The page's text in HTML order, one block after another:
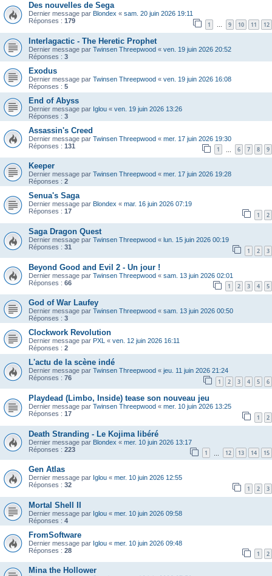
Des nouvelles de Sega
Dernier message par Blondex « sam. 20 juin 2026 19:11
Réponses : 179 1 … 9 10 11 12
Interlagactic - The Heretic Prophet
Dernier message par Twinsen Threepwood « ven. 19 juin 2026 20:52
Réponses : 3
Exodus
Dernier message par Twinsen Threepwood « ven. 19 juin 2026 16:08
Réponses : 5
End of Abyss
Dernier message par Iglou « ven. 19 juin 2026 13:26
Réponses : 3
Assassin's Creed
Dernier message par Twinsen Threepwood « mer. 17 juin 2026 19:30
Réponses : 131 1 6 7 8 9
Keeper
Dernier message par Twinsen Threepwood « mer. 17 juin 2026 19:28
Réponses : 2
Senua's Saga
Dernier message par Blondex « mar. 16 juin 2026 07:19
Réponses : 17 1 2
Saga Dragon Quest
Dernier message par Twinsen Threepwood « lun. 15 juin 2026 00:19
Réponses : 31 1 2 3
Beyond Good and Evil 2 - Un jour !
Dernier message par Twinsen Threepwood « sam. 13 juin 2026 02:01
Réponses : 66 1 2 3 4 5
God of War Laufey
Dernier message par Twinsen Threepwood « sam. 13 juin 2026 00:50
Réponses : 3
Clockwork Revolution
Dernier message par PXL « ven. 12 juin 2026 16:11
Réponses : 2
L'actu de la scène indé
Dernier message par Twinsen Threepwood « jeu. 11 juin 2026 21:24
Réponses : 76 1 2 3 4 5 6
Playdead (Limbo, Inside) tease son nouveau jeu
Dernier message par Twinsen Threepwood « mer. 10 juin 2026 13:25
Réponses : 17 1 2
Death Stranding - Le Kojima libéré
Dernier message par Blondex « mer. 10 juin 2026 13:17
Réponses : 223 1 12 13 14 15
Gen Atlas
Dernier message par Iglou « mer. 10 juin 2026 12:55
Réponses : 32 1 2 3
Mortal Shell II
Dernier message par Iglou « mer. 10 juin 2026 09:58
Réponses : 4
FromSoftware
Dernier message par Iglou « mer. 10 juin 2026 09:48
Réponses : 28 1 2
Mina the Hollower